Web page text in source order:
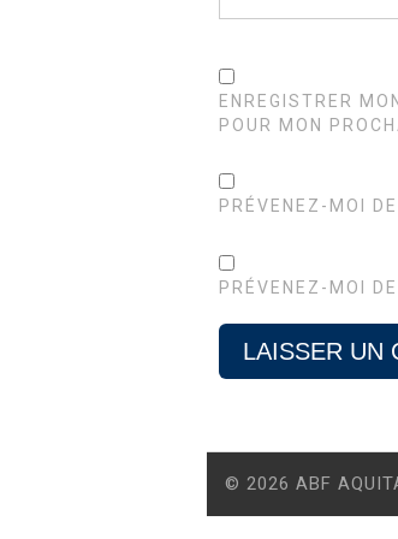
ENREGISTRER
POUR MON
PRÉVENEZ-MOI
PRÉVENEZ-MOI
© 2026 ABF